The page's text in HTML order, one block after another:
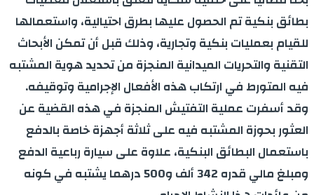
بطائق بنكية تم الحصول عليها بطرق احتيالية، واستعمالها
للقيام بعمليات بنكية وتجارية، وذلك قبل أن تمكن الأبحاث
التقنية والتحريات الميدانية المنجزة من تحديد هوية المشتبه
فيه المتورط في ارتكاب هذه الأفعال الإجرامية وتوقيفه.
وقد أسفرت عملية التفتيش المنجزة في هذه القضية عن
العثور بحوزة المشتبه فيه على ثلاثة أجهزة خاصة بالدفع
باستعمال البطائق البنكية، علاوة على سيارة رباعية الدفع
ومبلغ مالي قدره 342 ألف و500 درهما يشتبه في كونه